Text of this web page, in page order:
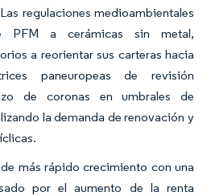
regulaciones medioambientales
PFM a cerámicas sin metal,
a reorientar sus carteras hacia
paneuropeas de revisión
de coronas en umbrales de
la demanda de renovación y
más rápido crecimiento con una
por el aumento de la renta